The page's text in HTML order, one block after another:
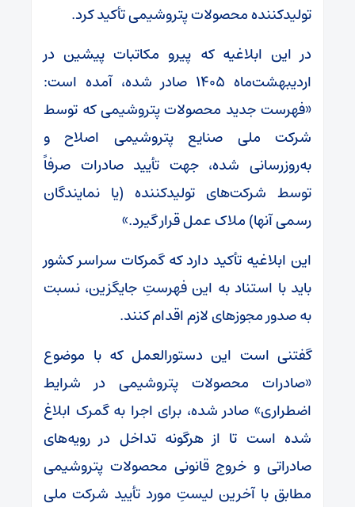
تولیدکننده محصولات پتروشیمی تأکید کرد.
در این ابلاغیه که پیرو مکاتبات پیشین در
اردیبهشت‌ماه ۱۴۰۵ صادر شده، آمده است:
«فهرست جدید محصولات پتروشیمی که توسط
شرکت ملی صنایع پتروشیمی اصلاح و
به‌روزرسانی شده، جهت تأیید صادرات صرفاً
توسط شرکت‌های تولیدکننده (یا نمایندگان
رسمی آنها) ملاک عمل قرار گیرد.»
این ابلاغیه تأکید دارد که گمرکات سراسر کشور
باید با استناد به این فهرستِ جایگزین، نسبت
به صدور مجوز‌های لازم اقدام کنند.
گفتنی است این دستورالعمل که با موضوع
«صادرات محصولات پتروشیمی در شرایط
اضطراری» صادر شده، برای اجرا به گمرک ابلاغ
شده است تا از هرگونه تداخل در رویه‌های
صادراتی و خروج قانونی محصولات پتروشیمی
مطابق با آخرین لیستِ مورد تأیید شرکت ملی